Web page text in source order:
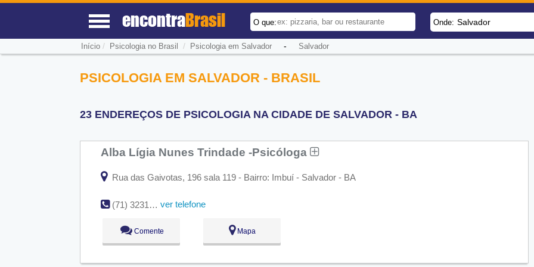
encontraBrasil O que: Onde: Salvador
Início/ Psicologia no Brasil / Psicologia em Salvador- Salvador
PSICOLOGIA EM SALVADOR - BRASIL
23 ENDEREÇOS DE PSICOLOGIA NA CIDADE DE SALVADOR - BA
Alba Lígia Nunes Trindade -Psicóloga
Rua das Gaivotas, 196 sala 119 - Bairro: Imbuí - Salvador - BA
(71) 3231-7186 ver telefone
Comente Mapa